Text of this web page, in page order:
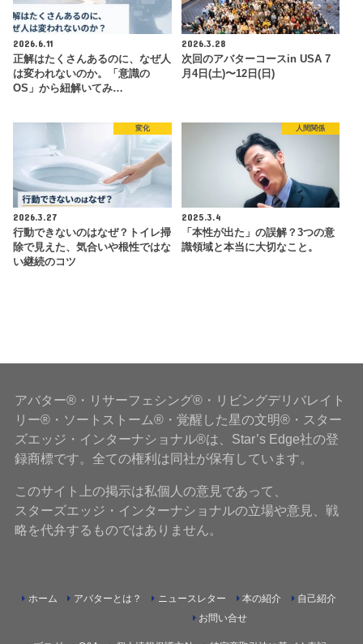
2026.6.11
正解はたくさんあるのに、なぜ人
は変われないのか。「意識の
OS」から紐解いてみ…
2026.3.28
次回のアバターコースin USA 7
月4日(土)〜12日(日)
変化
2026.3.27
行動できないのはなぜ？トイレ掃
除で見えた、気合いや根性ではな
い継続のコツ
人間関係
2025.3.4
「本性が出た」の誤解？3つの意
識領域と本当に大切なこと。
アバター®・リサーフェシング®・リビングデリバレイト
リー®・ソートストーム®・覚醒した星の文明®・スター
ズエッジ・インターナショナル®は、Star’s Edge社の登
録商標です。全ての権利は同社が保有しています。
このサイト上の掲示は私個人の意見であって、
スターズエッジ・インターナショナルの立場や意見、戦
略を代弁するものではありません。
ホーム アバターとは？ ニュースレター 本の紹介 自己紹介
お問い合せ